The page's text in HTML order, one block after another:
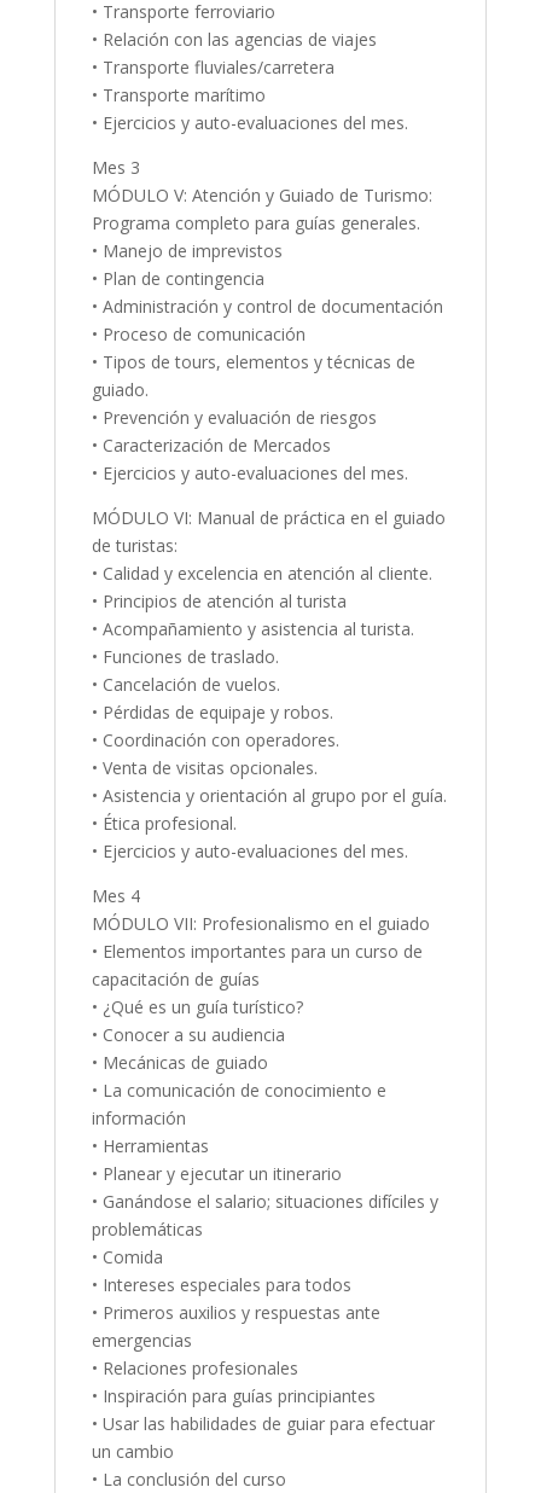
• Transporte ferroviario
• Relación con las agencias de viajes
• Transporte fluviales/carretera
• Transporte marítimo
• Ejercicios y auto-evaluaciones del mes.
Mes 3
MÓDULO V: Atención y Guiado de Turismo:
Programa completo para guías generales.
• Manejo de imprevistos
• Plan de contingencia
• Administración y control de documentación
• Proceso de comunicación
• Tipos de tours, elementos y técnicas de
guiado.
• Prevención y evaluación de riesgos
• Caracterización de Mercados
• Ejercicios y auto-evaluaciones del mes.
MÓDULO VI: Manual de práctica en el guiado
de turistas:
• Calidad y excelencia en atención al cliente.
• Principios de atención al turista
• Acompañamiento y asistencia al turista.
• Funciones de traslado.
• Cancelación de vuelos.
• Pérdidas de equipaje y robos.
• Coordinación con operadores.
• Venta de visitas opcionales.
• Asistencia y orientación al grupo por el guía.
• Ética profesional.
• Ejercicios y auto-evaluaciones del mes.
Mes 4
MÓDULO VII: Profesionalismo en el guiado
• Elementos importantes para un curso de
capacitación de guías
• ¿Qué es un guía turístico?
• Conocer a su audiencia
• Mecánicas de guiado
• La comunicación de conocimiento e
información
• Herramientas
• Planear y ejecutar un itinerario
• Ganándose el salario; situaciones difíciles y
problemáticas
• Comida
• Intereses especiales para todos
• Primeros auxilios y respuestas ante
emergencias
• Relaciones profesionales
• Inspiración para guías principiantes
• Usar las habilidades de guiar para efectuar
un cambio
• La conclusión del curso